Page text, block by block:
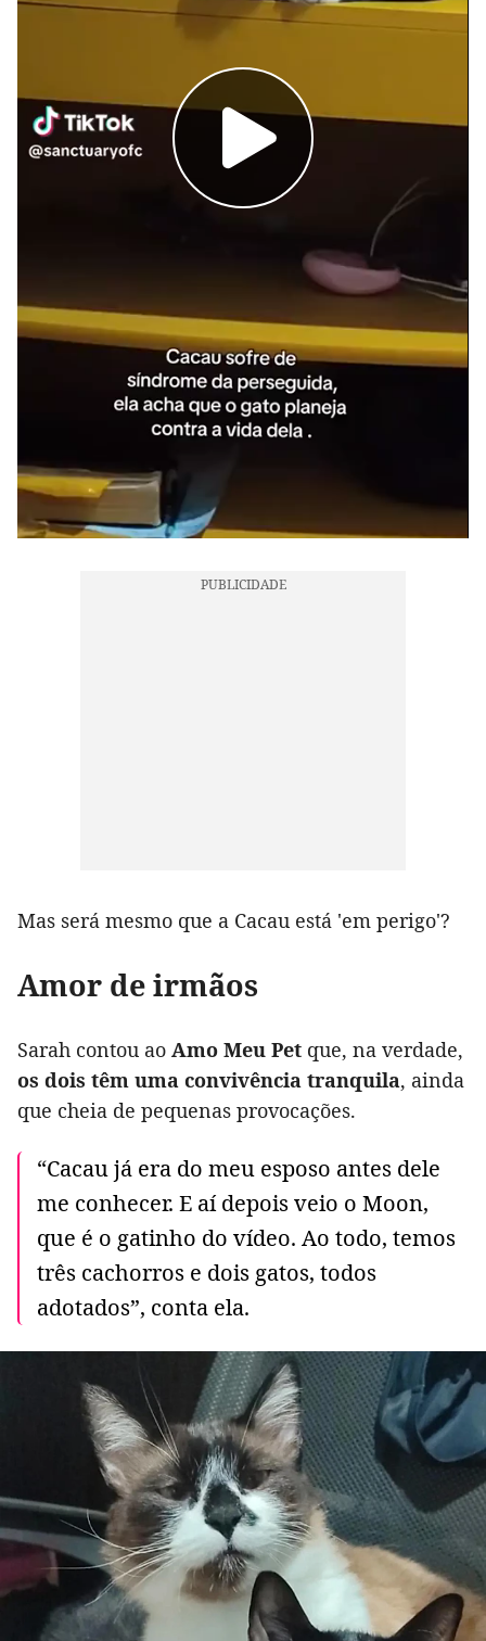
Mas será mesmo que a Cacau está 'em perigo'?
Amor de irmãos
Sarah contou ao Amo Meu Pet que, na verdade,
os dois têm uma convivência tranquila, ainda
que cheia de pequenas provocações.
“Cacau já era do meu esposo antes dele
me conhecer. E aí depois veio o Moon,
que é o gatinho do vídeo. Ao todo, temos
três cachorros e dois gatos, todos
adotados”, conta ela.